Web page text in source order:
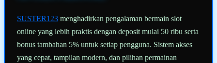
SUSTER123 menghadirkan pengalaman bermain slot
online yang lebih praktis dengan deposit mulai 50 ribu serta
bonus tambahan 5% untuk setiap pengguna. Sistem akses
yang cepat, tampilan modern, dan pilihan permainan